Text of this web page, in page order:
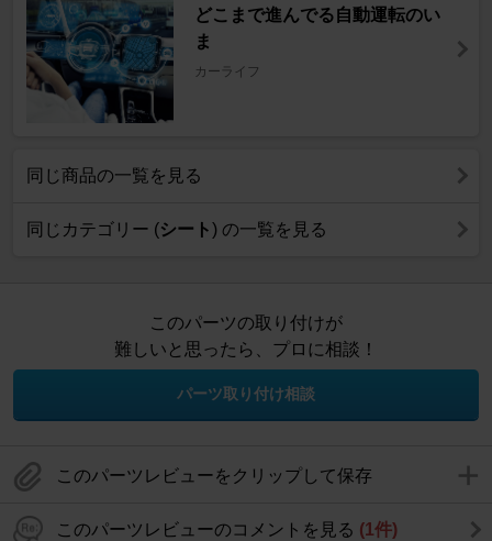
どこまで進んでる自動運転のい
ま
カーライフ
同じ商品の一覧を見る
同じカテゴリー (シート) の一覧を見る
このパーツの取り付けが
難しいと思ったら、プロに相談！
パーツ取り付け相談
このパーツレビューをクリップして保存
このパーツレビューのコメントを見る (1件)